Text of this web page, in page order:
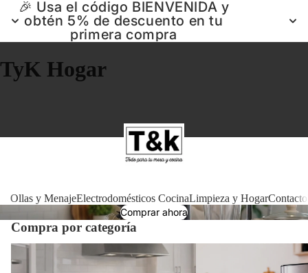
🎉 Usa el código BIENVENIDA y
obtén 5% de descuento en tu
primera compra
TyK Hogar
Ollas y MenajeElectrodomésticos CocinaLimpieza y HogarContacto
Comprar ahora
Compra por categoría
Ollas y Menaje Electrodomésticos Cocina